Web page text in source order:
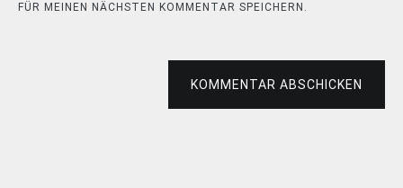
FÜR MEINEN NÄCHSTEN KOMMENTAR SPEICHERN.
KOMMENTAR ABSCHICKEN